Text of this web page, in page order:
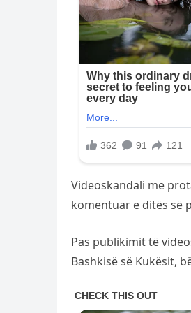
Videoskandali me
komentuar e ditës së
Pas publikimit të
Bashkisë së Kukësit,